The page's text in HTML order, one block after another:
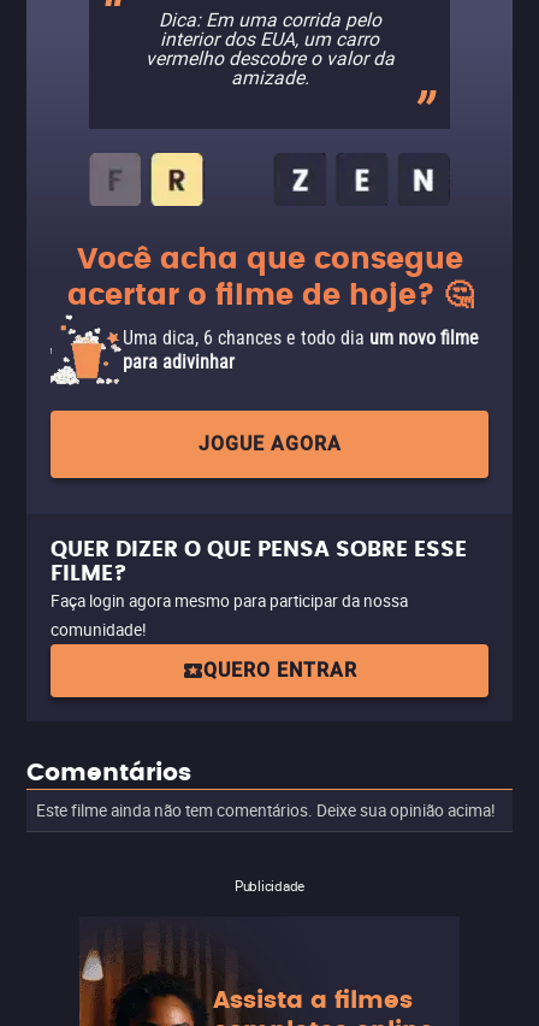
Dica: Em uma corrida pelo
interior dos EUA, um carro
vermelho descobre o valor da
amizade.
Você acha que consegue
acertar o filme de hoje? 🤔
Uma dica, 6 chances e todo dia um novo filme
para adivinhar
JOGUE AGORA
QUER DIZER O QUE PENSA SOBRE ESSE
FILME?
Faça login agora mesmo para participar da nossa
comunidade!
QUERO ENTRAR
Comentários
Este filme ainda não tem comentários. Deixe sua opinião acima!
Publicidade
Assista a filmes